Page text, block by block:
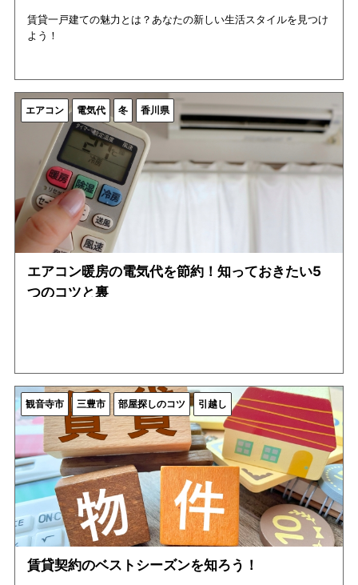
賃貸一戸建ての魅力とは？あなたの新しい生活スタイルを見つけ
よう！
エアコン 電気代 冬 香川県
エアコン暖房の電気代を節約！知っておきたい5
つのコツと裏
観音寺市 三豊市 部屋探しのコツ 引越し
賃貸契約のベストシーズンを知ろう！